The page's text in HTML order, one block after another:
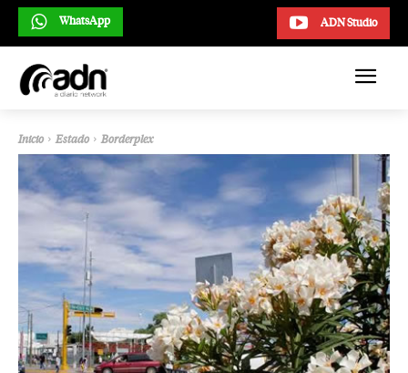
ADN Studio
WhatsApp
Inicio Estado Borderplex